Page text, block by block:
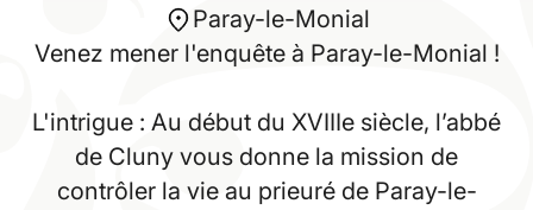
Paray-le-Monial
Venez mener l'enquête à Paray-le-Monial !
L'intrigue : Au début du XVIIIe siècle, l’abbé
de Cluny vous donne la mission de
contrôler la vie au prieuré de Paray-le-